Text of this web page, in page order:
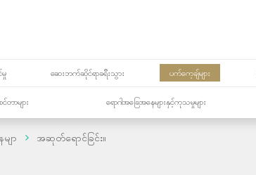
မှု ဆေးဘက်ဆိုင်ရာခရီးသွား ပက်ကေ့ချ်များ
ာများ ရောဂါအခြေအနေများနှင့်ကုသမှုများ
ျာ အဆုတ်ရောင်ခြင်း။